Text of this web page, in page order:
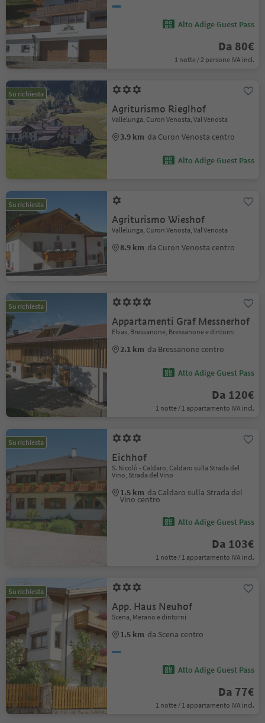
Alto Adige Guest Pass
Da 80€
1 notte / 2 persone IVA incl.
Su richiesta
Agriturismo Rieglhof
Vallelunga, Curon Venosta, Val Venosta
3.9 km da Curon Venosta centro
Alto Adige Guest Pass
Su richiesta
Agriturismo Wieshof
Vallelunga, Curon Venosta, Val Venosta
8.9 km da Curon Venosta centro
Su richiesta
Appartamenti Graf Messnerhof
Elvas, Bressanone, Bressanone e dintorni
2.1 km da Bressanone centro
Alto Adige Guest Pass
Da 120€
1 notte / 1 appartamento IVA incl.
Su richiesta
Eichhof
S. Nicolò - Caldaro, Caldaro sulla Strada del
Vino, Strada del Vino
1.5 km da Caldaro sulla Strada del
Vino centro
Alto Adige Guest Pass
Da 103€
1 notte / 1 appartamento IVA incl.
Su richiesta
App. Haus Neuhof
Scena, Merano e dintorni
1.5 km da Scena centro
Alto Adige Guest Pass
Da 77€
1 notte / 1 appartamento IVA incl.